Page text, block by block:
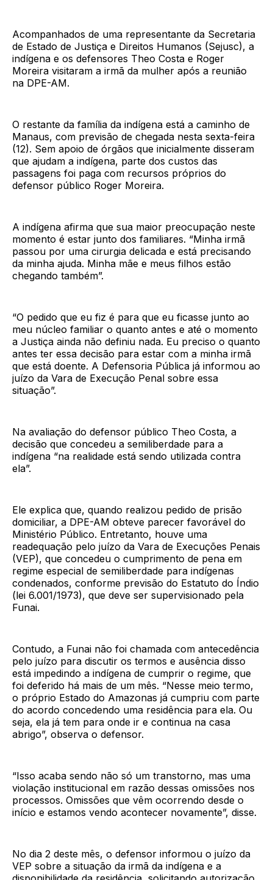
Acompanhados de uma representante da Secretaria
de Estado de Justiça e Direitos Humanos (Sejusc), a
indígena e os defensores Theo Costa e Roger
Moreira visitaram a irmã da mulher após a reunião
na DPE-AM.
O restante da família da indígena está a caminho de
Manaus, com previsão de chegada nesta sexta-feira
(12). Sem apoio de órgãos que inicialmente disseram
que ajudam a indígena, parte dos custos das
passagens foi paga com recursos próprios do
defensor público Roger Moreira.
A indígena afirma que sua maior preocupação neste
momento é estar junto dos familiares. “Minha irmã
passou por uma cirurgia delicada e está precisando
da minha ajuda. Minha mãe e meus filhos estão
chegando também”.
“O pedido que eu fiz é para que eu ficasse junto ao
meu núcleo familiar o quanto antes e até o momento
a Justiça ainda não definiu nada. Eu preciso o quanto
antes ter essa decisão para estar com a minha irmã
que está doente. A Defensoria Pública já informou ao
juízo da Vara de Execução Penal sobre essa
situação”.
Na avaliação do defensor público Theo Costa, a
decisão que concedeu a semiliberdade para a
indígena “na realidade está sendo utilizada contra
ela”.
Ele explica que, quando realizou pedido de prisão
domiciliar, a DPE-AM obteve parecer favorável do
Ministério Público. Entretanto, houve uma
readequação pelo juízo da Vara de Execuções Penais
(VEP), que concedeu o cumprimento de pena em
regime especial de semiliberdade para indígenas
condenados, conforme previsão do Estatuto do Índio
(lei 6.001/1973), que deve ser supervisionado pela
Funai.
Contudo, a Funai não foi chamada com antecedência
pelo juízo para discutir os termos e ausência disso
está impedindo a indígena de cumprir o regime, que
foi deferido há mais de um mês. “Nesse meio termo,
o próprio Estado do Amazonas já cumpriu com parte
do acordo concedendo uma residência para ela. Ou
seja, ela já tem para onde ir e continua na casa
abrigo”, observa o defensor.
“Isso acaba sendo não só um transtorno, mas uma
violação institucional em razão dessas omissões nos
processos. Omissões que vêm ocorrendo desde o
início e estamos vendo acontecer novamente”, disse.
No dia 2 deste mês, o defensor informou o juízo da
VEP sobre a situação da irmã da indígena e a